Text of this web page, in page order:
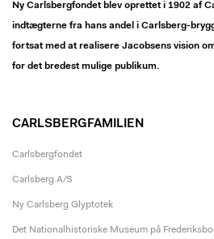
Ny Carlsbergfondet blev oprettet i 1902 af
indtægterne fra hans andel i Carlsberg-
fortsat med at realisere Jacobsens vision
for det bredest mulige publikum.
CARLSBERGFAMILIEN
Carlsbergfondet
Carlsberg A/S
Ny Carlsberg Glyptotek
Det Nationalhistoriske Museum på